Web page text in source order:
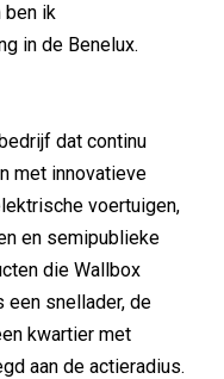
ben ik
in de Benelux.
dat continu
met innovatieve
voertuigen,
en semipublieke
die Wallbox
een snellader, de
kwartier met
aan de actieradius.